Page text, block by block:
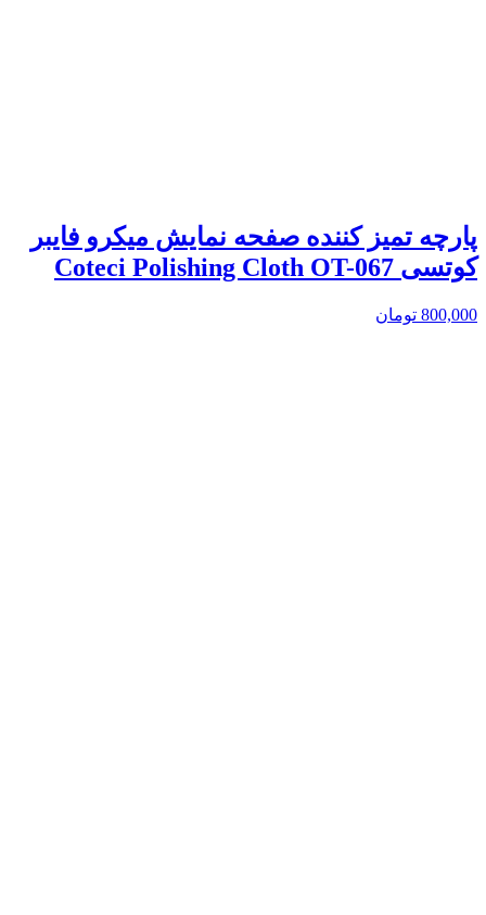
پارچه تمیز کننده صفحه نمایش میکرو فایبر
کوتسی Coteci Polishing Cloth OT-067
800,000 تومان